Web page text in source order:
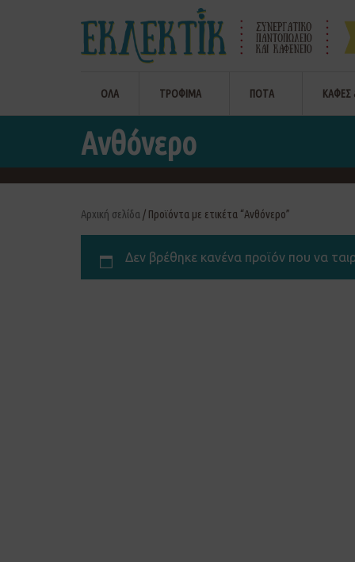
ΟΛΑ ΤΡΟΦΙΜΑ ΠΟΤΑ ΚΑΦΕΣ
Ανθόνερο
Αρχική σελίδα / Προϊόντα με ετικέτα “Ανθόνερο”
Δεν βρέθηκε κανένα προϊόν που να